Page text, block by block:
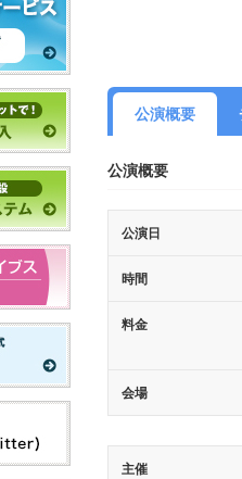
公演概要
公演概要
公演日
時間
料金
会場
主催